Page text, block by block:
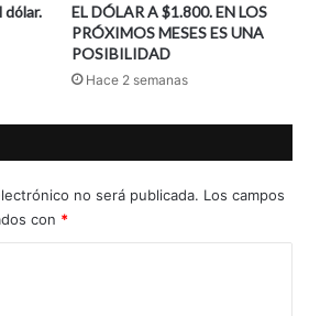
dólar.
EL DÓLAR A $1.800. EN LOS
PRÓXIMOS MESES ES UNA
POSIBILIDAD
Hace 2 semanas
no será publicada. Los campos
con *